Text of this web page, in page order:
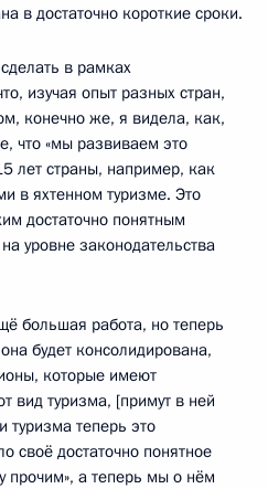
в достаточно короткие сроки.
в рамках
изучая опыт разных стран,
конечно же, я видела, как,
что «мы развиваем это
лет страны, например, как
в яхтенном туризме. Это
достаточно понятным
уровне законодательства
большая работа, но теперь
будет консолидирована,
которые имеют
вид туризма, [примут в ней
туризма теперь это
своё достаточно понятное
прочим», а теперь мы о нём